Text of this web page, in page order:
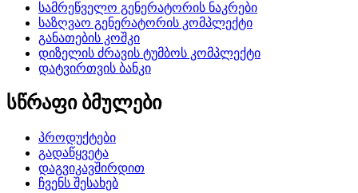
სამრეწველო გენერატორის ნაკრები
საზღვაო გენერატორის კომპლექტი
განათების კოშკი
დიზელის ძრავის ტუმბოს კომპლექტი
დატვირთვის ბანკი
სწრაფი ბმულები
პროდუქტები
გადაწყვეტა
დაგვიკავშირდით
ჩვენს შესახებ